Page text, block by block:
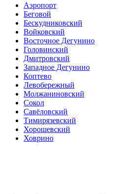
Аэропорт
Беговой
Бескудниковский
Войковский
Восточное Дегунино
Головинский
Дмитровский
Западное Дегунино
Коптево
Левобережный
Молжаниновский
Сокол
Савёловский
Тимирязевский
Хорошевский
Ховрино